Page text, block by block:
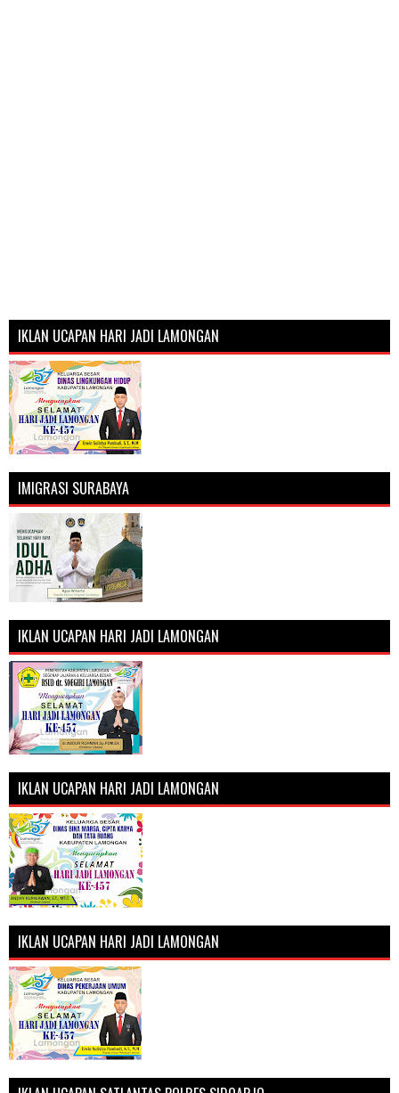
IKLAN UCAPAN HARI JADI LAMONGAN
IMIGRASI SURABAYA
IKLAN UCAPAN HARI JADI LAMONGAN
IKLAN UCAPAN HARI JADI LAMONGAN
IKLAN UCAPAN HARI JADI LAMONGAN